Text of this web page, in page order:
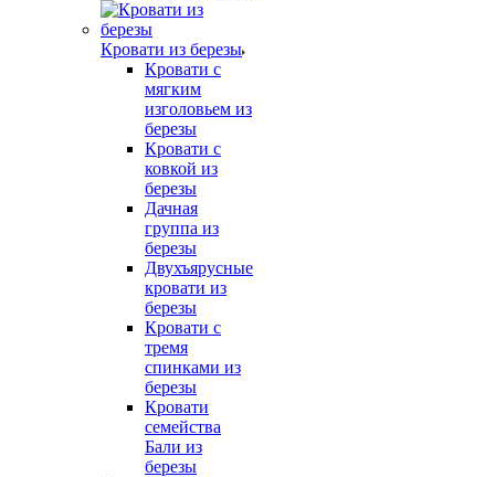
Кровати из березы
Кровати с
мягким
изголовьем из
березы
Кровати с
ковкой из
березы
Дачная
группа из
березы
Двухъярусные
кровати из
березы
Кровати с
тремя
спинками из
березы
Кровати
семейства
Бали из
березы